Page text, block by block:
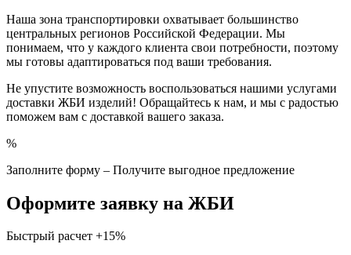
Наша зона транспортировки охватывает большинство
центральных регионов Российской Федерации. Мы
понимаем, что у каждого клиента свои потребности, поэтому
мы готовы адаптироваться под ваши требования.
Не упустите возможность воспользоваться нашими услугами
доставки ЖБИ изделий! Обращайтесь к нам, и мы с радостью
поможем вам с доставкой вашего заказа.
%
Заполните форму – Получите выгодное предложение
Оформите заявку на ЖБИ
Быстрый расчет +15%